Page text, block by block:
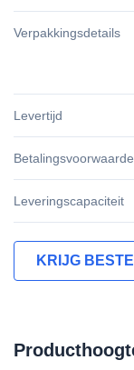
Verpakkingsdetails
Levertijd
Leveringscapaciteit
KRIJG